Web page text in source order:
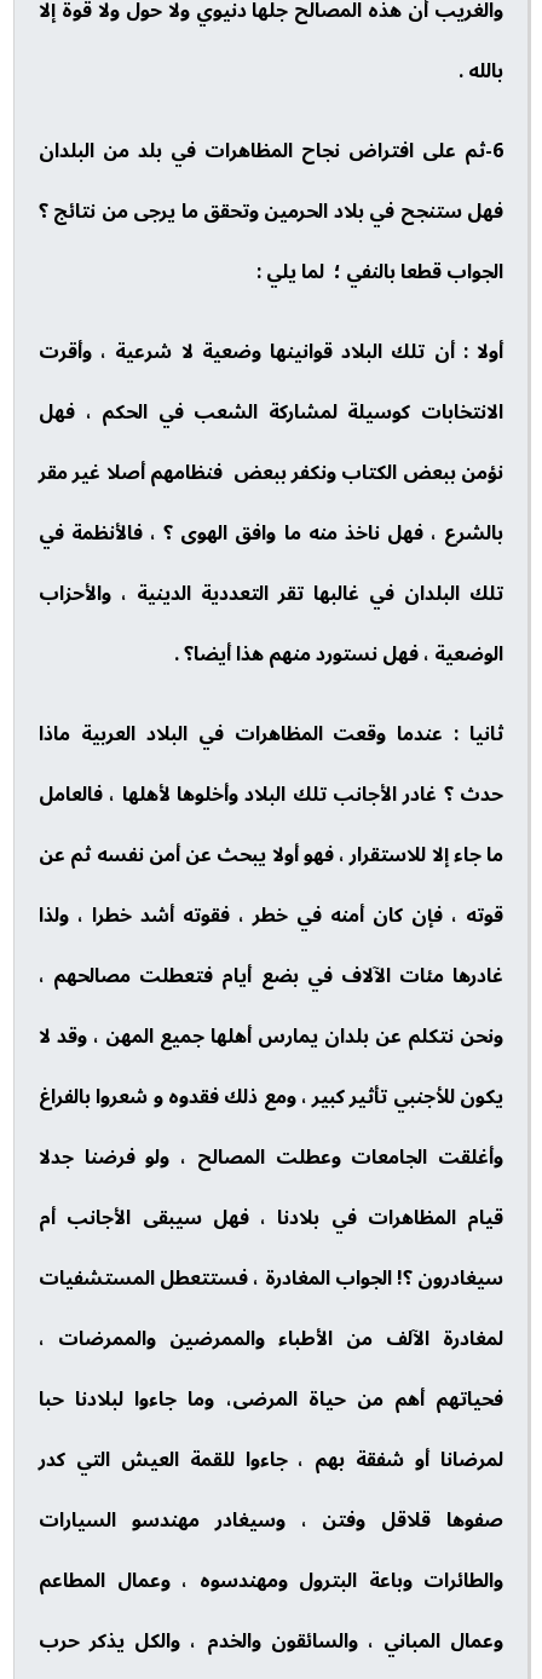
والغريب أن هذه المصالح جلها دنيوي ولا حول ولا قوة إلا
بالله .
6-ثم على افتراض نجاح المظاهرات في بلد من البلدان
فهل ستنجح في بلاد الحرمين وتحقق ما يرجى من نتائج ؟
الجواب قطعا بالنفي ؛ لما يلي :
أولا : أن تلك البلاد قوانينها وضعية لا شرعية ، وأقرت
الانتخابات كوسيلة لمشاركة الشعب في الحكم ، فهل
نؤمن ببعض الكتاب ونكفر ببعض فنظامهم أصلا غير مقر
بالشرع ، فهل ناخذ منه ما وافق الهوى ؟ ، فالأنظمة في
تلك البلدان في غالبها تقر التعددية الدينية ، والأحزاب
الوضعية ، فهل نستورد منهم هذا أيضا؟ .
ثانيا : عندما وقعت المظاهرات في البلاد العربية ماذا
حدث ؟ غادر الأجانب تلك البلاد وأخلوها لأهلها ، فالعامل
ما جاء إلا للاستقرار ، فهو أولا يبحث عن أمن نفسه ثم عن
قوته ، فإن كان أمنه في خطر ، فقوته أشد خطرا ، ولذا
غادرها مئات الآلاف في بضع أيام فتعطلت مصالحهم ،
ونحن نتكلم عن بلدان يمارس أهلها جميع المهن ، وقد لا
يكون للأجنبي تأثير كبير ، ومع ذلك فقدوه و شعروا بالفراغ
وأغلقت الجامعات وعطلت المصالح ، ولو فرضنا جدلا
قيام المظاهرات في بلادنا ، فهل سيبقى الأجانب أم
سيغادرون ؟! الجواب المغادرة ، فستتعطل المستشفيات
لمغادرة الآلف من الأطباء والممرضين والممرضات ،
فحياتهم أهم من حياة المرضى، وما جاءوا لبلادنا حبا
لمرضانا أو شفقة بهم ، جاءوا للقمة العيش التي كدر
صفوها قلاقل وفتن ، وسيغادر مهندسو السيارات
والطائرات وباعة البترول ومهندسوه ، وعمال المطاعم
وعمال المباني ، والسائقون والخدم ، والكل يذكر حرب